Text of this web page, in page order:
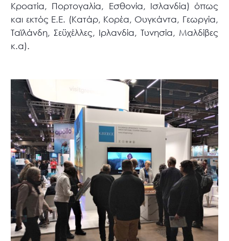
Κροατία, Πορτογαλία, Εσθονία, Ισλανδία) όπως
και εκτός Ε.Ε. (Κατάρ, Κορέα, Ουγκάντα, Γεωργία,
Ταϊλάνδη, Σεϋχέλλες, Ιρλανδία, Τυνησία, Μαλδίβες
κ.α).